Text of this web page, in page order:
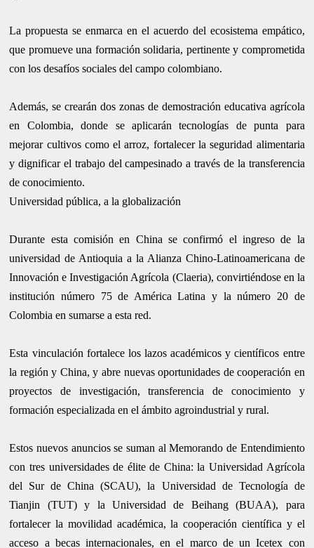
La propuesta se enmarca en el acuerdo del ecosistema empático,
que promueve una formación solidaria, pertinente y comprometida
con los desafíos sociales del campo colombiano.
Además, se crearán dos zonas de demostración educativa agrícola
en Colombia, donde se aplicarán tecnologías de punta para
mejorar cultivos como el arroz, fortalecer la seguridad alimentaria
y dignificar el trabajo del campesinado a través de la transferencia
de conocimiento.
Universidad públic​a, a la globalización
Durante esta comisión en China se confirmó el ingreso de la
universidad de Antioquia a la Alianza Chino-Latinoamericana de
Innovación e Investigación Agrícola (Claeria), convirtiéndose en la
institución número 75 de América Latina y la número 20 de
Colombia en sumarse a esta red.
Esta vinculación fortalece los lazos académicos y científicos entre
la región y China, y abre nuevas oportunidades de cooperación en
proyectos de investigación, transferencia de conocimiento y
formación especializada en el ámbito agroindustrial y rural.
Estos nuevos anuncios se suman al Memorando de Entendimiento
con tres universidades de élite de China: la Universidad Agrícola
del Sur de China (SCAU), la Universidad de Tecnología de
Tianjin (TUT) y la Universidad de Beihang (BUAA), para
fortalecer la movilidad académica, la cooperación científica y el
acceso a becas internacionales, en el marco de un Icetex con